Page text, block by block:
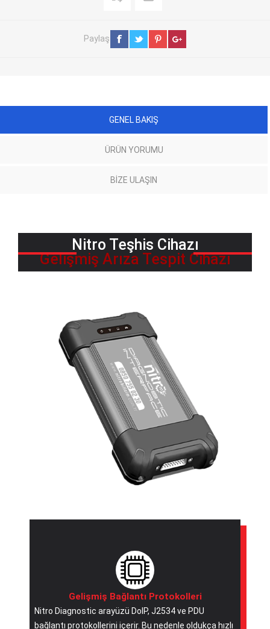
Paylaş
GENEL BAKIŞ
ÜRÜN YORUMU
BIZE ULAŞIN
Nitro Teşhis Cihazı
Gelişmiş Arıza Tespit Cihazı
Gelişmiş Bağlantı Protokolleri
Nitro Diagnostic arayüzü DoIP, J2534 ve PDU
bağlantı protokollerini içerir. Bu nedenle oldukça hızlı